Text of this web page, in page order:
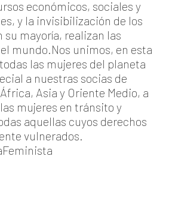
económicos, sociales y
y la invisibilización de los
su mayoría, realizan las
mundo.Nos unimos, en esta
las mujeres del planeta
a nuestras socias de
Asia y Oriente Medio, a
mujeres en tránsito y
aquellas cuyos derechos
vulnerados.